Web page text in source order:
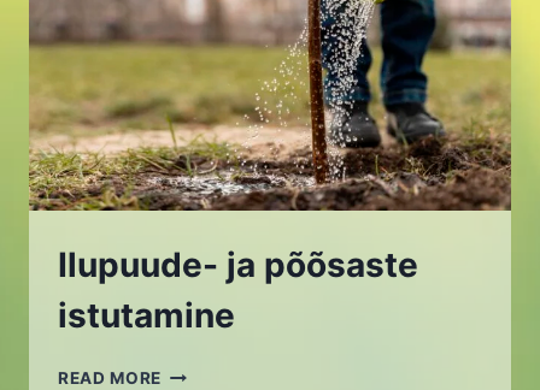
Ilupuude- ja põõsaste
istutamine
READ MORE ILUPUUDE-